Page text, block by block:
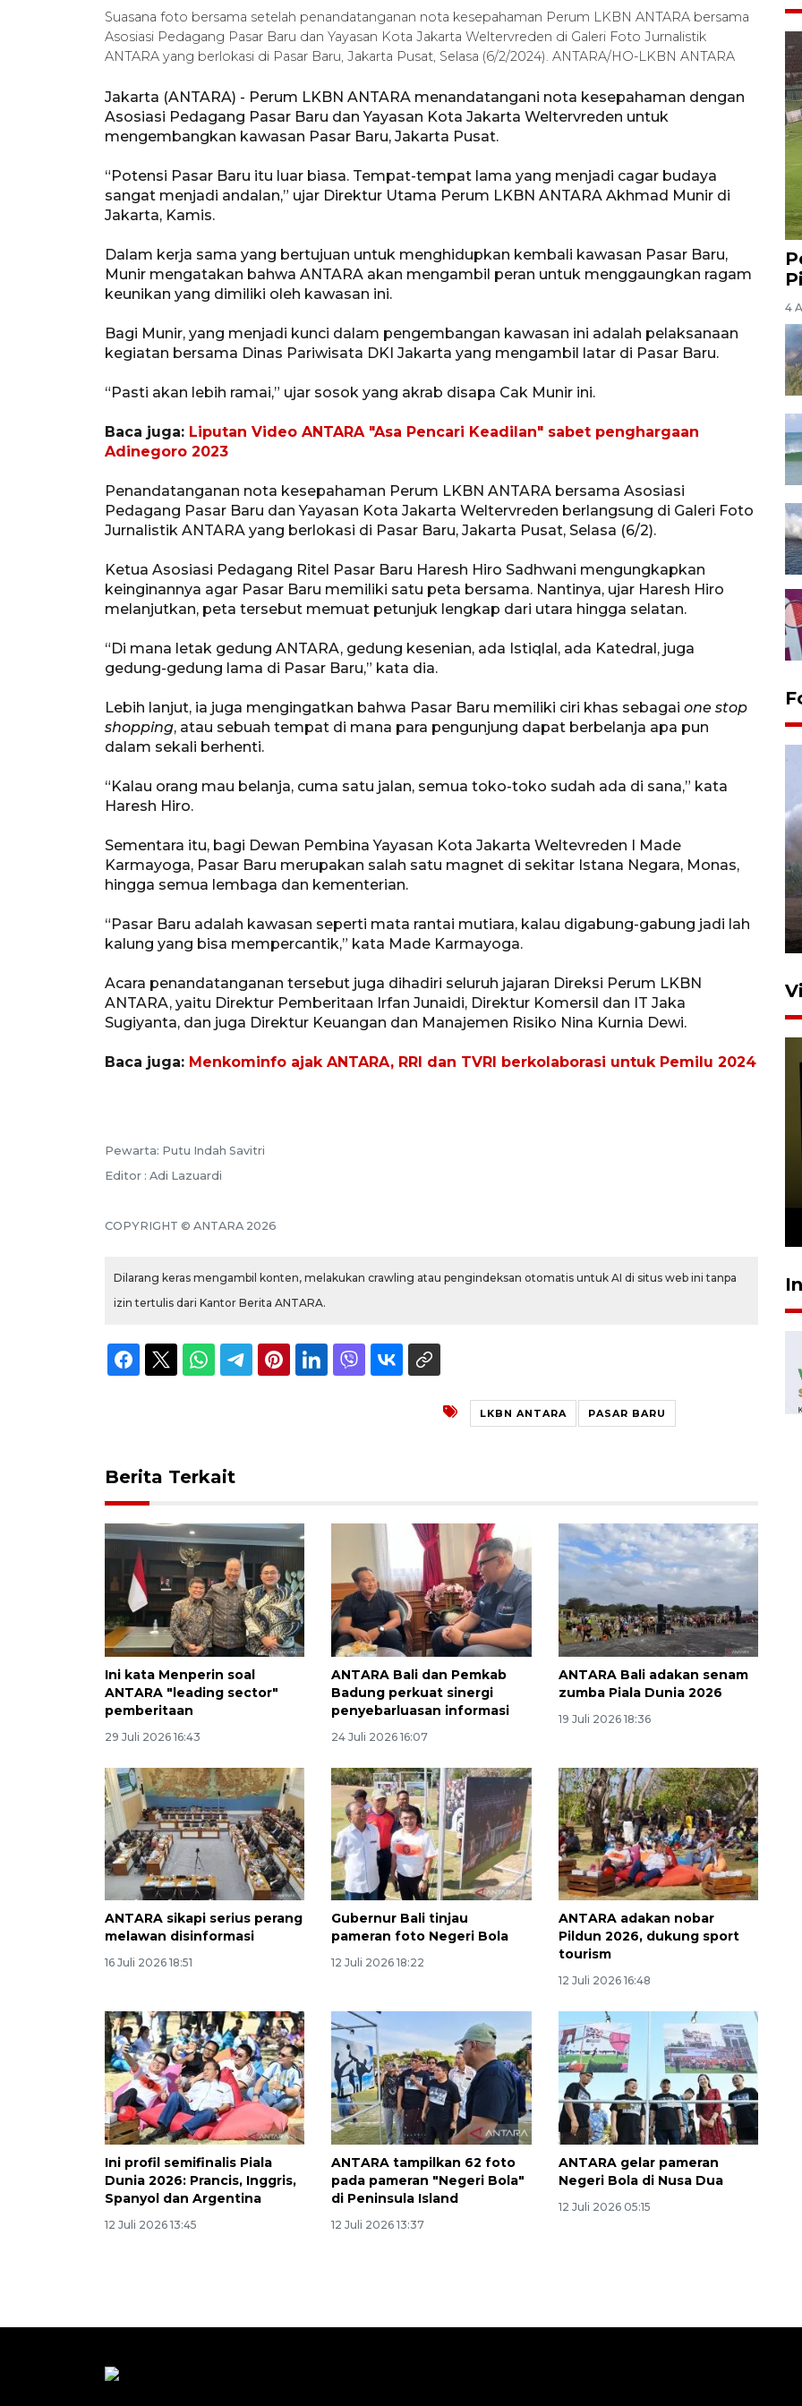
Suasana foto bersama setelah penandatanganan nota kesepahaman Perum LKBN ANTARA bersama
Asosiasi Pedagang Pasar Baru dan Yayasan Kota Jakarta Weltervreden di Galeri Foto Jurnalistik
ANTARA yang berlokasi di Pasar Baru, Jakarta Pusat, Selasa (6/2/2024). ANTARA/HO-LKBN ANTARA
Jakarta (ANTARA) - Perum LKBN ANTARA menandatangani nota kesepahaman dengan
Asosiasi Pedagang Pasar Baru dan Yayasan Kota Jakarta Weltervreden untuk
mengembangkan kawasan Pasar Baru, Jakarta Pusat.
“Potensi Pasar Baru itu luar biasa. Tempat-tempat lama yang menjadi cagar budaya
sangat menjadi andalan,” ujar Direktur Utama Perum LKBN ANTARA Akhmad Munir di
Jakarta, Kamis.
Dalam kerja sama yang bertujuan untuk menghidupkan kembali kawasan Pasar Baru,
Munir mengatakan bahwa ANTARA akan mengambil peran untuk menggaungkan ragam
keunikan yang dimiliki oleh kawasan ini.
Bagi Munir, yang menjadi kunci dalam pengembangan kawasan ini adalah pelaksanaan
kegiatan bersama Dinas Pariwisata DKI Jakarta yang mengambil latar di Pasar Baru.
“Pasti akan lebih ramai,” ujar sosok yang akrab disapa Cak Munir ini.
Baca juga: Liputan Video ANTARA "Asa Pencari Keadilan" sabet penghargaan
Adinegoro 2023
Penandatanganan nota kesepahaman Perum LKBN ANTARA bersama Asosiasi
Pedagang Pasar Baru dan Yayasan Kota Jakarta Weltervreden berlangsung di Galeri Foto
Jurnalistik ANTARA yang berlokasi di Pasar Baru, Jakarta Pusat, Selasa (6/2).
Ketua Asosiasi Pedagang Ritel Pasar Baru Haresh Hiro Sadhwani mengungkapkan
keinginannya agar Pasar Baru memiliki satu peta bersama. Nantinya, ujar Haresh Hiro
melanjutkan, peta tersebut memuat petunjuk lengkap dari utara hingga selatan.
“Di mana letak gedung ANTARA, gedung kesenian, ada Istiqlal, ada Katedral, juga
gedung-gedung lama di Pasar Baru,” kata dia.
Lebih lanjut, ia juga mengingatkan bahwa Pasar Baru memiliki ciri khas sebagai one stop
shopping, atau sebuah tempat di mana para pengunjung dapat berbelanja apa pun
dalam sekali berhenti.
“Kalau orang mau belanja, cuma satu jalan, semua toko-toko sudah ada di sana,” kata
Haresh Hiro.
Sementara itu, bagi Dewan Pembina Yayasan Kota Jakarta Weltevreden I Made
Karmayoga, Pasar Baru merupakan salah satu magnet di sekitar Istana Negara, Monas,
hingga semua lembaga dan kementerian.
“Pasar Baru adalah kawasan seperti mata rantai mutiara, kalau digabung-gabung jadi lah
kalung yang bisa mempercantik,” kata Made Karmayoga.
Acara penandatanganan tersebut juga dihadiri seluruh jajaran Direksi Perum LKBN
ANTARA, yaitu Direktur Pemberitaan Irfan Junaidi, Direktur Komersil dan IT Jaka
Sugiyanta, dan juga Direktur Keuangan dan Manajemen Risiko Nina Kurnia Dewi.
Baca juga: Menkominfo ajak ANTARA, RRI dan TVRI berkolaborasi untuk Pemilu 2024
Pewarta: Putu Indah Savitri
Editor : Adi Lazuardi
COPYRIGHT © ANTARA 2026
Dilarang keras mengambil konten, melakukan crawling atau pengindeksan otomatis untuk AI di situs web ini tanpa
izin tertulis dari Kantor Berita ANTARA.
LKBN ANTARA PASAR BARU
Berita Terkait
Ini kata Menperin soal
ANTARA "leading sector"
pemberitaan
29 Juli 2026 16:43
ANTARA Bali dan Pemkab
Badung perkuat sinergi
penyebarluasan informasi
24 Juli 2026 16:07
ANTARA Bali adakan senam
zumba Piala Dunia 2026
19 Juli 2026 18:36
ANTARA sikapi serius perang
melawan disinformasi
16 Juli 2026 18:51
Gubernur Bali tinjau
pameran foto Negeri Bola
12 Juli 2026 18:22
ANTARA adakan nobar
Pildun 2026, dukung sport
tourism
12 Juli 2026 16:48
Ini profil semifinalis Piala
Dunia 2026: Prancis, Inggris,
Spanyol dan Argentina
12 Juli 2026 13:45
ANTARA tampilkan 62 foto
pada pameran "Negeri Bola"
di Peninsula Island
12 Juli 2026 13:37
ANTARA gelar pameran
Negeri Bola di Nusa Dua
12 Juli 2026 05:15
4
Sebanyak 62 penumpang
selamat dari kebakaran KM
4 Agustus 2026 19:23
Waspadai penyakit saat
musim kemarau
2026-08-05 12:00:00